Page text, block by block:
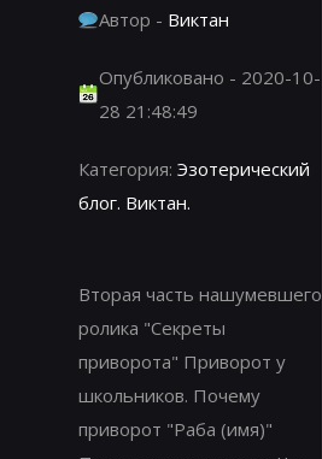
Автор - Виктан
Опубликовано - 2020-10-
28 21:48:49
Категория: Эзотерический
блог. Виктан.
Вторая часть нашумевшего
ролика "Секреты
приворота" Приворот у
школьников. Почему
приворот "Раба (имя)"